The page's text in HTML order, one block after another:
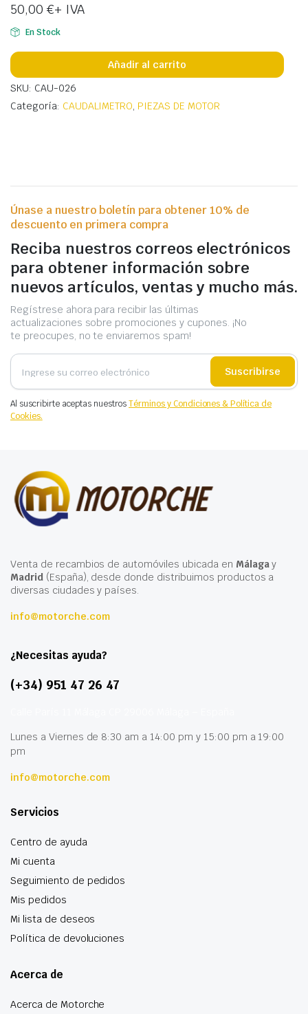
50,00 €+ IVA
En Stock
Añadir al carrito
SKU: CAU-026
Categoría: CAUDALIMETRO, PIEZAS DE MOTOR
Únase a nuestro boletín para obtener 10% de
descuento en primera compra
Reciba nuestros correos electrónicos
para obtener información sobre
nuevos artículos, ventas y mucho más.
Regístrese ahora para recibir las últimas
actualizaciones sobre promociones y cupones. ¡No
te preocupes, no te enviaremos spam!
Suscribirse
Al suscribirte aceptas nuestrosTérminos y Condiciones & Política de
Cookies.
Venta de recambios de automóviles ubicada en Málagay
Madrid(España), desde donde distribuimos productos a
diversas ciudades y países.
info@motorche.com
¿Necesitas ayuda?
(+34) 951 47 26 47
Lunes a Viernes de 8:30 am a 14:00 pm y 15:00 pm a 19:00
pm
info@motorche.com
Servicios
Centro de ayuda
Mi cuenta
Seguimiento de pedidos
Mis pedidos
Mi lista de deseos
Política de devoluciones
Acerca de
Acerca de Motorche